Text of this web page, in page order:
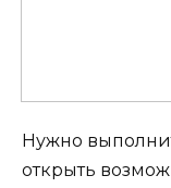
Нужно
открыть